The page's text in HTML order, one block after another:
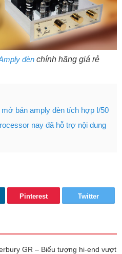
đèn chính hãng giá rẻ
bán amply đèn tích hợp I/50
nay đã hỗ trợ nội dung
Pinterest Twitter
GR – Biểu tượng hi-end vượt